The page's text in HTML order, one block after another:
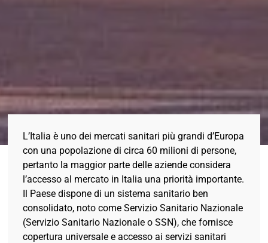
L’Italia è uno dei mercati sanitari più grandi d’Europa
con una popolazione di circa 60 milioni di persone,
pertanto la maggior parte delle aziende considera
l’accesso al mercato in Italia una priorità importante.
Il Paese dispone di un sistema sanitario ben
consolidato, noto come Servizio Sanitario Nazionale
(Servizio Sanitario Nazionale o SSN), che fornisce
copertura universale e accesso ai servizi sanitari